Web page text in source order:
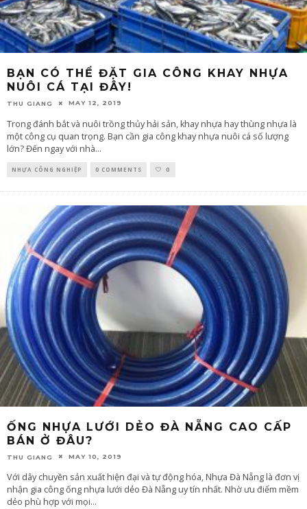
BẠN CÓ THỂ ĐẶT GIA CÔNG KHAY NHỰA
NUÔI CÁ TẠI ĐÂY!
THU GIANG MAY 12, 2019
Trong đánh bắt và nuôi trồng thủy hải sản, khay nhựa hay thùng nhựa là
một công cụ quan trọng. Bạn cần gia công khay nhựa nuôi cá số lượng
lớn? Đến ngay với nhà...
NHỰA CÔNG NGHIỆP 0 COMMENTS 0
ỐNG NHỰA LƯỚI DẺO ĐÀ NẴNG CAO CẤP
BÁN Ở ĐÂU?
THU GIANG MAY 10, 2019
Với dây chuyền sản xuất hiện đại và tự động hóa, Nhựa Đà Nẵng là đơn vị
nhận gia công ống nhựa lưới dẻo Đà Nẵng uy tín nhất. Nhờ ưu điểm mềm
dẻo phù hợp với mọi...